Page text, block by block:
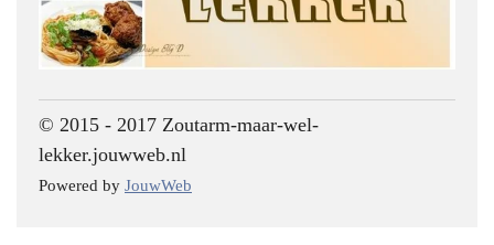
© 2015 - 2017 Zoutarm-maar-wel-
lekker.jouwweb.nl
Powered by JouwWeb